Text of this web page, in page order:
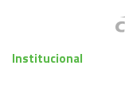
Institucional